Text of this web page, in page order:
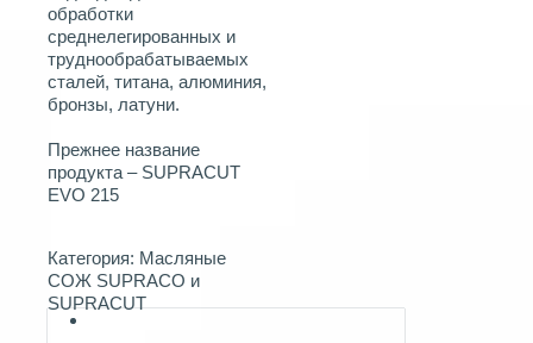
обработки
среднелегированных и
труднообрабатываемых
сталей, титана, алюминия,
бронзы, латуни.
Прежнее название
продукта – SUPRACUT
EVO 215
Категория: Масляные
СОЖ SUPRACO и
SUPRACUT